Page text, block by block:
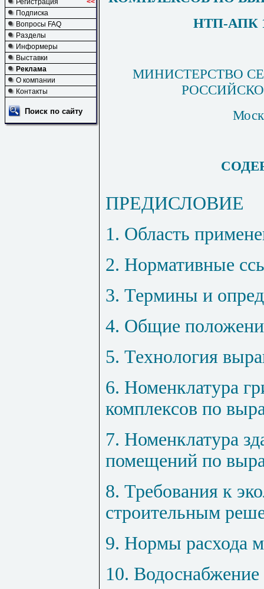
Регистрация
<<
Подписка
Вопросы FAQ
Разделы
Информеры
Выставки
Реклама
О компании
Контакты
Поиск по сайту
НТП-АПК
МИНИСТЕРСТВО
ПРЕДИСЛОВИЕ
1. Область
2. Нормативные
3. Термины и
4. Общие
5. Технология
6. Номенклатура
комплексов по
7. Номенклатура
помещений по
8. Требования к
строительным
9. Нормы расхода
10. Водоснабжение